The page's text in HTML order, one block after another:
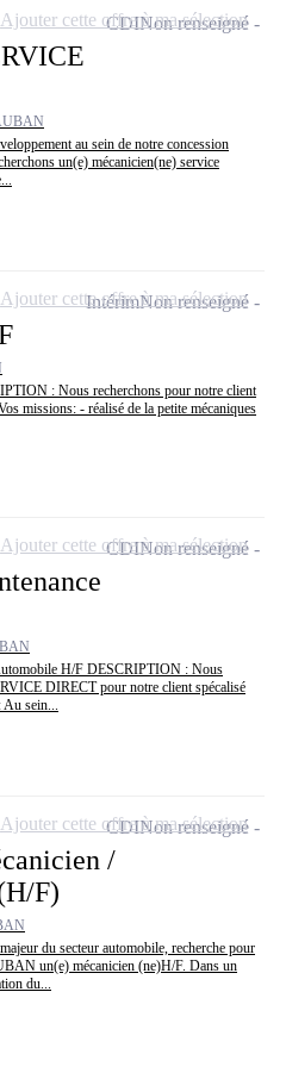
au sein de notre concession
un(e) mécanicien(ne) service
CDINon renseigné
Ajouter cette offre à ma sélection
: Nous recherchons pour notre client
missions: - réalisé de la petite mécaniques
IntérimNon renseigné
Ajouter cette offre à ma sélection
H/F DESCRIPTION : Nous
DIRECT pour notre client spécalisé
sein...
CDINon renseigné
Ajouter cette offre à ma sélection
/
F)
du secteur automobile, recherche pour
un(e) mécanicien (ne)H/F. Dans un
du...
CDINon renseigné
Ajouter cette offre à ma sélection